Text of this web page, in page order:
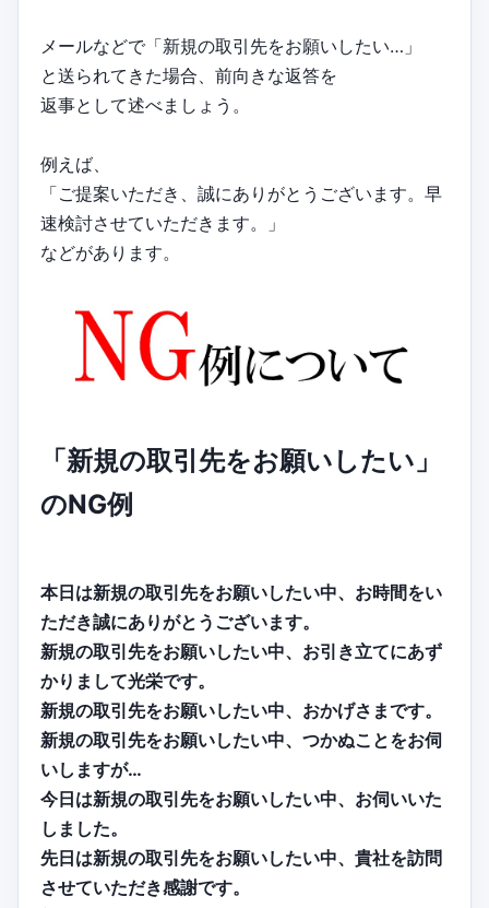
メールなどで「新規の取引先をお願いしたい…」
と送られてきた場合、前向きな返答を
返事として述べましょう。
例えば、
「ご提案いただき、誠にありがとうございます。早
速検討させていただきます。」
などがあります。
「新規の取引先をお願いしたい」
のNG例
本日は新規の取引先をお願いしたい中、お時間をい
ただき誠にありがとうございます。
新規の取引先をお願いしたい中、お引き立てにあず
かりまして光栄です。
新規の取引先をお願いしたい中、おかげさまです。
新規の取引先をお願いしたい中、つかぬことをお伺
いしますが…
今日は新規の取引先をお願いしたい中、お伺いいた
しました。
先日は新規の取引先をお願いしたい中、貴社を訪問
させていただき感謝です。